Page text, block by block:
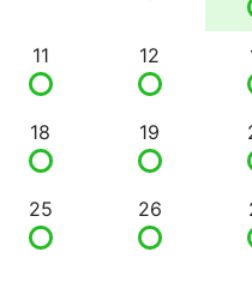
11 12
18 19
25 26